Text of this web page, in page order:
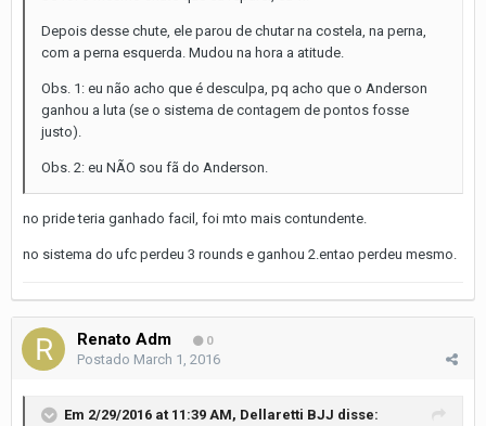
Depois desse chute, ele parou de chutar na costela, na perna,
com a perna esquerda. Mudou na hora a atitude.
Obs. 1: eu não acho que é desculpa, pq acho que o Anderson
ganhou a luta (se o sistema de contagem de pontos fosse
justo).
Obs. 2: eu NÃO sou fã do Anderson.
no pride teria ganhado facil, foi mto mais contundente.
no sistema do ufc perdeu 3 rounds e ganhou 2.entao perdeu mesmo.
Renato Adm 0
Postado March 1, 2016
Em 2/29/2016 at 11:39 AM, Dellaretti BJJ disse: